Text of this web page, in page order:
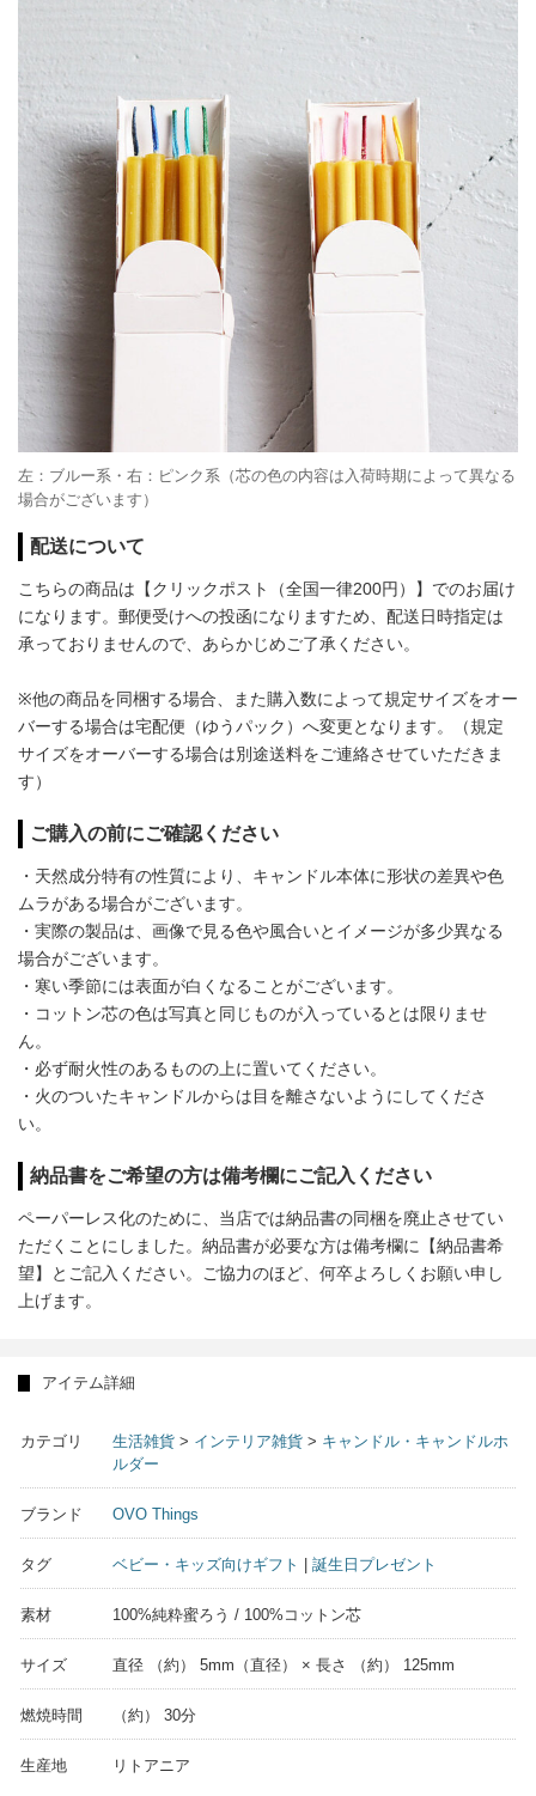
左：ブルー系・右：ピンク系（芯の色の内容は入荷時期によって異なる
場合がございます）
配送について
こちらの商品は【クリックポスト（全国一律200円）】でのお届け
になります。郵便受けへの投函になりますため、配送日時指定は
承っておりませんので、あらかじめご了承ください。
※他の商品を同梱する場合、また購入数によって規定サイズをオー
バーする場合は宅配便（ゆうパック）へ変更となります。（規定
サイズをオーバーする場合は別途送料をご連絡させていただきま
す）
ご購入の前にご確認ください
・天然成分特有の性質により、キャンドル本体に形状の差異や色
ムラがある場合がございます。
・実際の製品は、画像で見る色や風合いとイメージが多少異なる
場合がございます。
・寒い季節には表面が白くなることがございます。
・コットン芯の色は写真と同じものが入っているとは限りませ
ん。
・必ず耐火性のあるものの上に置いてください。
・火のついたキャンドルからは目を離さないようにしてくださ
い。
納品書をご希望の方は備考欄にご記入ください
ペーパーレス化のために、当店では納品書の同梱を廃止させてい
ただくことにしました。納品書が必要な方は備考欄に【納品書希
望】とご記入ください。ご協力のほど、何卒よろしくお願い申し
上げます。
アイテム詳細
カテゴリ 生活雑貨 > インテリア雑貨 > キャンドル・キャンドルホ
ルダー
ブランド OVO Things
タグ ベビー・キッズ向けギフト 誕生日プレゼント
素材 100%純粋蜜ろう / 100%コットン芯
サイズ 直径 （約） 5mm（直径） × 長さ （約） 125mm
燃焼時間 （約） 30分
生産地 リトアニア